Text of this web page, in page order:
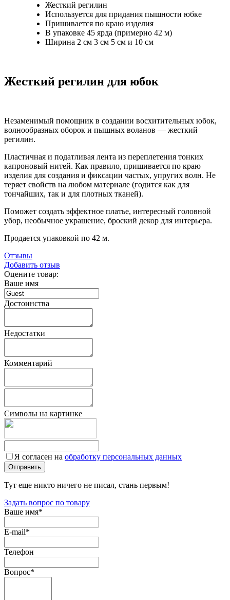
Жесткий регилин
Используется для придания пышности юбке
Пришивается по краю изделия
В упаковке 45 ярда (примерно 42 м)
Ширина 2 см 3 см 5 см и 10 см
Жесткий регилин для юбок
Незаменимый помощник в создании восхитительных юбок,
волнообразных оборок и пышных воланов — жесткий
регилин.
Пластичная и податливая лента из переплетения тонких
капроновый нитей. Как правило, пришивается по краю
изделия для создания и фиксации частых, упругих волн. Не
теряет свойств на любом материале (годится как для
тончайших, так и для плотных тканей).
Поможет создать эффектное платье, интересный головной
убор, необычное украшение, броский декор для интерьера.
Продается упаковкой по 42 м.
Отзывы
Добавить отзыв
Оцените товар:
Ваше имя
Достоинства
Недостатки
Комментарий
Символы на картинке
Я согласен на обработку персональных данных
Тут еще никто ничего не писал, стань первым!
Задать вопрос по товару
Ваше имя*
E-mail*
Телефон
Вопрос*